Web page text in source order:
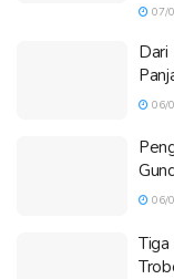
07/
Dari
06/
06/
Tiga